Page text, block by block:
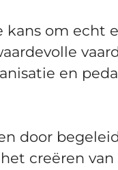
om echt
en
door
creëren van